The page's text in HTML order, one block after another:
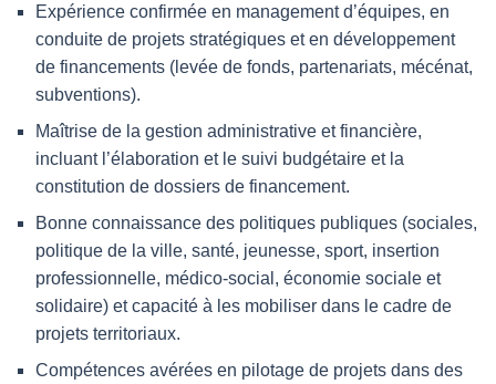
Expérience confirmée en management d’équipes, en
conduite de projets stratégiques et en développement
de financements (levée de fonds, partenariats, mécénat,
subventions).
Maîtrise de la gestion administrative et financière,
incluant l’élaboration et le suivi budgétaire et la
constitution de dossiers de financement.
Bonne connaissance des politiques publiques (sociales,
politique de la ville, santé, jeunesse, sport, insertion
professionnelle, médico-social, économie sociale et
solidaire) et capacité à les mobiliser dans le cadre de
projets territoriaux.
Compétences avérées en pilotage de projets dans des